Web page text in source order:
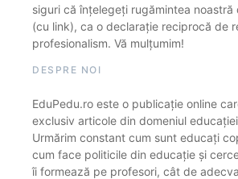
siguri că înțelegeți rugămintea noastră
(cu link), ca o declarație reciprocă de
profesionalism. Vă mulțumim!
DESPRE NOI
EduPedu.ro este o publicație online
exclusiv articole din domeniul
Urmărim constant cum sunt educați
cum face politicile din educație și
îi formează pe profesori, cât de